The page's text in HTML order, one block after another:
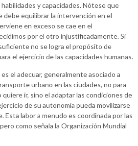
y capacidades. Nótese que
debe equilibrar la intervención en el
en exceso se cae en el
por el otro injustificadamente. Si
no se logra el propósito de
el ejercicio de las capacidades humanas.
el adecuar, generalmente asociado a
urbano en las ciudades, no para
quiere ir, sino el adaptar las condiciones de
de su autonomía pueda movilizarse
Esta labor a menudo es coordinada por las
como señala la Organización Mundial